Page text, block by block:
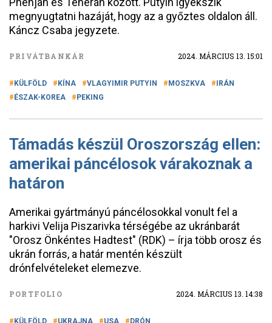
megnyugtatni hazáját, hogy az a győztes oldalon áll.
Káncz Csaba jegyzete.
PRIVÁTBANKÁR 2024. MÁRCIUS 13. 15:01
KÜLFÖLD KÍNA VLAGYIMIR PUTYIN MOSZKVA
IRÁN
ÉSZAK-KOREA
PEKING
Támadás készül Oroszország ellen:
amerikai páncélosok várakoznak a
határon
Amerikai gyártmányú páncélosokkal vonult fel a
harkivi Velija Piszarivka térségébe az ukránbarát
"Orosz Önkéntes Hadtest" (RDK) – írja több orosz és
ukrán forrás, a határ mentén készült
drónfelvételeket elemezve.
PORTFOLIO 2024. MÁRCIUS 13. 14:38
KÜLFÖLD UKRAJNA USA DRÓN